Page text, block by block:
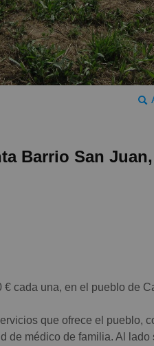
Barrio San
cada una, en el pueblo de
que ofrece el pueblo,
de médico de familia. Al